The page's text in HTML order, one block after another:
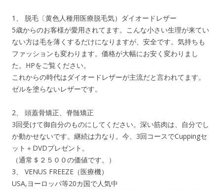
1、 脱毛〔黄色人種用医療脱毛気）ダイオードレザー
5歳からのお客様が愛用されてます。こんな小さい生理が来てい
ない方は毛を薄くするだけになりますが、安全です。気持ちも
ファッションも変わります。価格が大幅にお安く変わりまし
た。HPをご覧ください。
これからの時代はダイオードレザーが主流だと言われてます。
ゼルを塗らないレザーです。
2、 頭蓋骨矯正、脊髄矯正
3回受けて御自分のものにしてください。深い筋肉は、自分でし
か動かせないです。継続は力なり。今、3回コースでCuppingセ
ット＋DVDプレゼント。
（通常＄２５００の価値です。）
3、 VENUS FREEZE（医療機）
USA,ヨーロッパ等20カ国で人気中